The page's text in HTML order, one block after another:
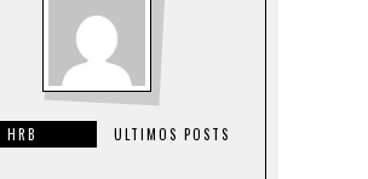
HRB ULTIMOS POSTS